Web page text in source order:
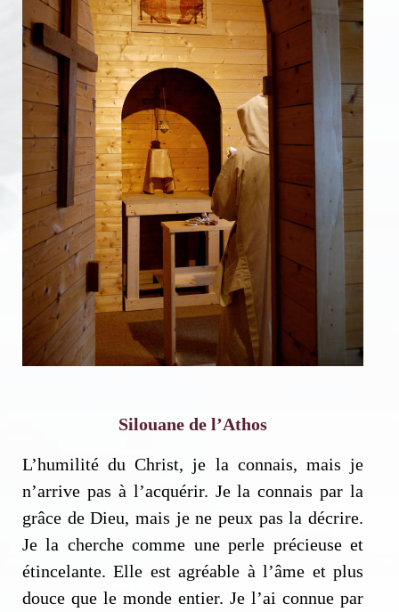
Silouane de l’Athos
L’humilité du Christ, je la connais, mais je
n’arrive pas à l’acquérir. Je la connais par la
grâce de Dieu, mais je ne peux pas la décrire.
Je la cherche comme une perle précieuse et
étincelante. Elle est agréable à l’âme et plus
douce que le monde entier. Je l’ai connue par